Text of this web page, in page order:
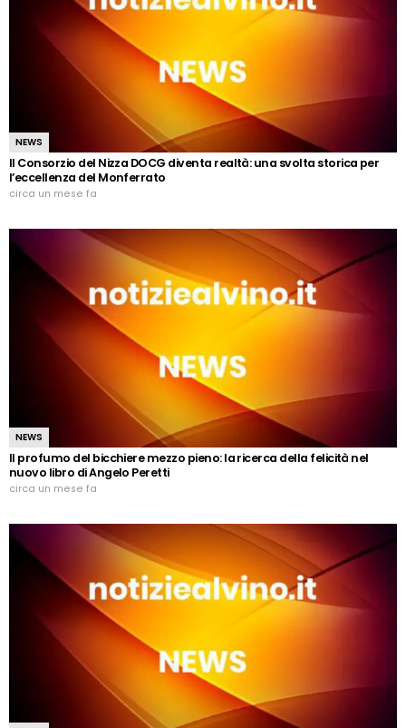
NEWS
Il Consorzio del Nizza DOCG diventa realtà: una svolta storica per
l’eccellenza del Monferrato
circa un mese fa
NEWS
Il profumo del bicchiere mezzo pieno: la ricerca della felicità nel
nuovo libro di Angelo Peretti
circa un mese fa